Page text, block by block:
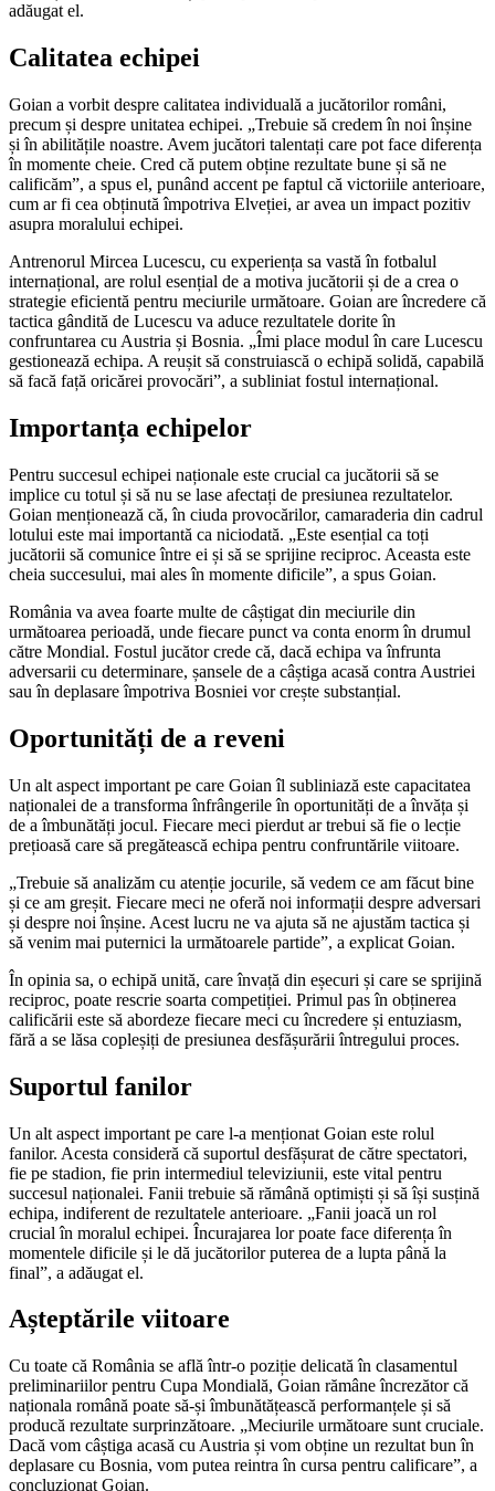
adăugat el.
Calitatea echipei
Goian a vorbit despre calitatea individuală a jucătorilor români,
precum și despre unitatea echipei. „Trebuie să credem în noi înșine
și în abilitățile noastre. Avem jucători talentați care pot face diferența
în momente cheie. Cred că putem obține rezultate bune și să ne
calificăm”, a spus el, punând accent pe faptul că victoriile anterioare,
cum ar fi cea obținută împotriva Elveției, ar avea un impact pozitiv
asupra moralului echipei.
Antrenorul Mircea Lucescu, cu experiența sa vastă în fotbalul
internațional, are rolul esențial de a motiva jucătorii și de a crea o
strategie eficientă pentru meciurile următoare. Goian are încredere că
tactica gândită de Lucescu va aduce rezultatele dorite în
confruntarea cu Austria și Bosnia. „Îmi place modul în care Lucescu
gestionează echipa. A reușit să construiască o echipă solidă, capabilă
să facă față oricărei provocări”, a subliniat fostul internațional.
Importanța echipelor
Pentru succesul echipei naționale este crucial ca jucătorii să se
implice cu totul și să nu se lase afectați de presiunea rezultatelor.
Goian menționează că, în ciuda provocărilor, camaraderia din cadrul
lotului este mai importantă ca niciodată. „Este esențial ca toți
jucătorii să comunice între ei și să se sprijine reciproc. Aceasta este
cheia succesului, mai ales în momente dificile”, a spus Goian.
România va avea foarte multe de câștigat din meciurile din
următoarea perioadă, unde fiecare punct va conta enorm în drumul
către Mondial. Fostul jucător crede că, dacă echipa va înfrunta
adversarii cu determinare, șansele de a câștiga acasă contra Austriei
sau în deplasare împotriva Bosniei vor crește substanțial.
Oportunități de a reveni
Un alt aspect important pe care Goian îl subliniază este capacitatea
naționalei de a transforma înfrângerile în oportunități de a învăța și
de a îmbunătăți jocul. Fiecare meci pierdut ar trebui să fie o lecție
prețioasă care să pregătească echipa pentru confruntările viitoare.
„Trebuie să analizăm cu atenție jocurile, să vedem ce am făcut bine
și ce am greșit. Fiecare meci ne oferă noi informații despre adversari
și despre noi înșine. Acest lucru ne va ajuta să ne ajustăm tactica și
să venim mai puternici la următoarele partide”, a explicat Goian.
În opinia sa, o echipă unită, care învață din eșecuri și care se sprijină
reciproc, poate rescrie soarta competiției. Primul pas în obținerea
calificării este să abordeze fiecare meci cu încredere și entuziasm,
fără a se lăsa copleșiți de presiunea desfășurării întregului proces.
Suportul fanilor
Un alt aspect important pe care l-a menționat Goian este rolul
fanilor. Acesta consideră că suportul desfășurat de către spectatori,
fie pe stadion, fie prin intermediul televiziunii, este vital pentru
succesul naționalei. Fanii trebuie să rămână optimiști și să își susțină
echipa, indiferent de rezultatele anterioare. „Fanii joacă un rol
crucial în moralul echipei. Încurajarea lor poate face diferența în
momentele dificile și le dă jucătorilor puterea de a lupta până la
final”, a adăugat el.
Așteptările viitoare
Cu toate că România se află într-o poziție delicată în clasamentul
preliminariilor pentru Cupa Mondială, Goian rămâne încrezător că
naționala română poate să-și îmbunătățească performanțele și să
producă rezultate surprinzătoare. „Meciurile următoare sunt cruciale.
Dacă vom câștiga acasă cu Austria și vom obține un rezultat bun în
deplasare cu Bosnia, vom putea reintra în cursa pentru calificare”, a
concluzionat Goian.